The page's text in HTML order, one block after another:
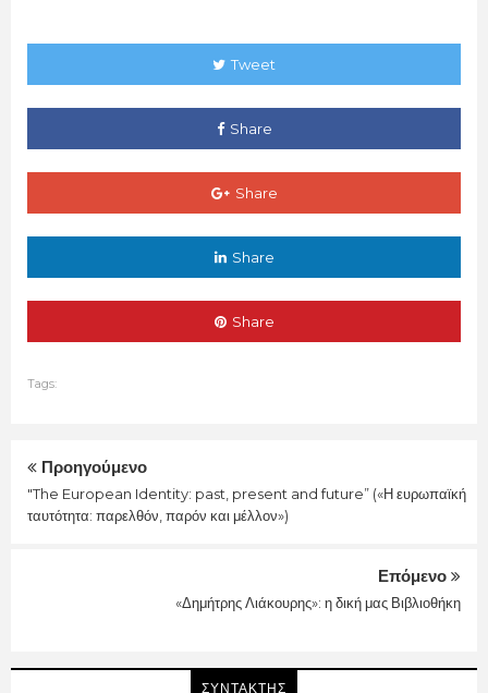
Tweet
Share
Share
Share
Share
Tags:
Προηγούμενο
"The European Identity: past, present and future” («Η ευρωπαϊκή
ταυτότητα: παρελθόν, παρόν και μέλλον»)
Επόμενο
«Δημήτρης Λιάκουρης»: η δική μας Βιβλιοθήκη
ΣΥΝΤΑΚΤΗΣ